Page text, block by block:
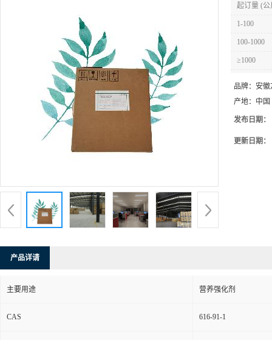
起订量 (公
1-100
100-1000
≥1000
品牌： 安徽
产地： 中国
发布日期：
更新日期：
产品详请
主要用途 营养强化剂
CAS 616-91-1